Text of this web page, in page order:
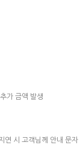
가 금액 발생
연 시 고객님께 안내 문자